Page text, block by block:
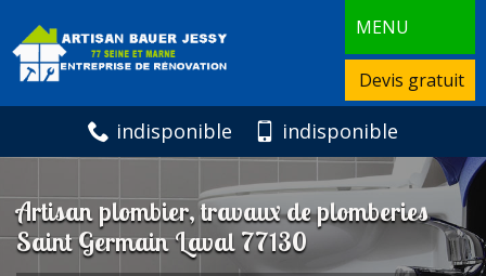
MENU
Devis gratuit
indisponible indisponible
Artisan plombier, travaux de plomberies
Saint Germain Laval 77130